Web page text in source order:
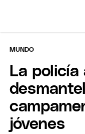
MUNDO
La policía
jóvenes